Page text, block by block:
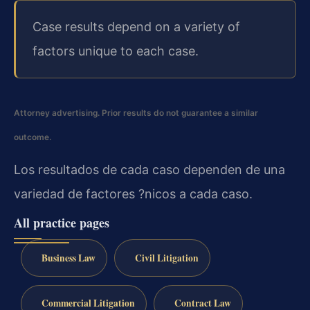
Case results depend on a variety of
factors unique to each case.
Attorney advertising. Prior results do not guarantee a similar
outcome.
Los resultados de cada caso dependen de una
variedad de factores ?nicos a cada caso.
All practice pages
Business Law Civil Litigation
Commercial Litigation Contract Law